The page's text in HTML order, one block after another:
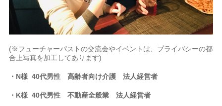
(※フューチャーパストの交流会やイベントは、プライバシーの都
合上写真を加工してあります)
・N様 40代男性高齢者向け介護 法人経営者
・K様 40代男性 不動産全般業 法人経営者